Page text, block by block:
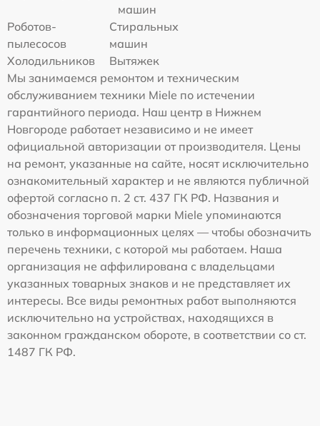
машин
Роботов-
пылесосов
Стиральных
машин
Холодильников
Вытяжек
Мы занимаемся ремонтом и техническим
обслуживанием техники Miele по истечении
гарантийного периода. Наш центр в Нижнем
Новгороде работает независимо и не имеет
официальной авторизации от производителя. Цены
на ремонт, указанные на сайте, носят исключительно
ознакомительный характер и не являются публичной
офертой согласно п. 2 ст. 437 ГК РФ. Названия и
обозначения торговой марки Miele упоминаются
только в информационных целях — чтобы обозначить
перечень техники, с которой мы работаем. Наша
организация не аффилирована с владельцами
указанных товарных знаков и не представляет их
интересы. Все виды ремонтных работ выполняются
исключительно на устройствах, находящихся в
законном гражданском обороте, в соответствии со ст.
1487 ГК РФ.